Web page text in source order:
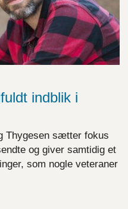
indblik i
Thygesen sætter fokus
og giver samtidig et
som nogle veteraner